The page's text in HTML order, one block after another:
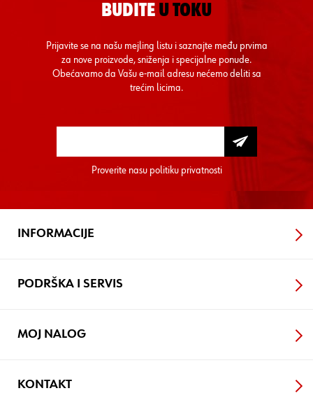
BUDITE U TOKU
Prijavite se na našu mejling listu i saznajte među prvima
za nove proizvode, sniženja i specijalne ponude.
Obećavamo da Vašu e-mail adresu nećemo deliti sa
trećim licima.
Proverite nasu politiku privatnosti
INFORMACIJE
PODRŠKA I SERVIS
MOJ NALOG
KONTAKT